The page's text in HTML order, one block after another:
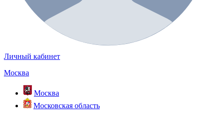
Личный кабинет
Москва
Москва
Московская область